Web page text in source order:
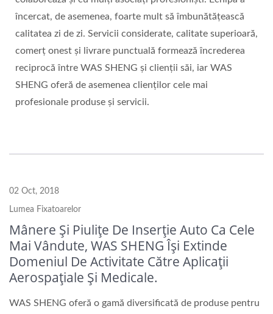
încercat, de asemenea, foarte mult să îmbunătățească
calitatea zi de zi. Servicii considerate, calitate superioară,
comerț onest și livrare punctuală formează încrederea
reciprocă între WAS SHENG și clienții săi, iar WAS
SHENG oferă de asemenea clienților cele mai
profesionale produse și servicii.
02 Oct, 2018
Lumea Fixatoarelor
Mânere Și Piulițe De Inserție Auto Ca Cele
Mai Vândute, WAS SHENG Își Extinde
Domeniul De Activitate Către Aplicații
Aerospațiale Și Medicale.
WAS SHENG oferă o gamă diversificată de produse pentru